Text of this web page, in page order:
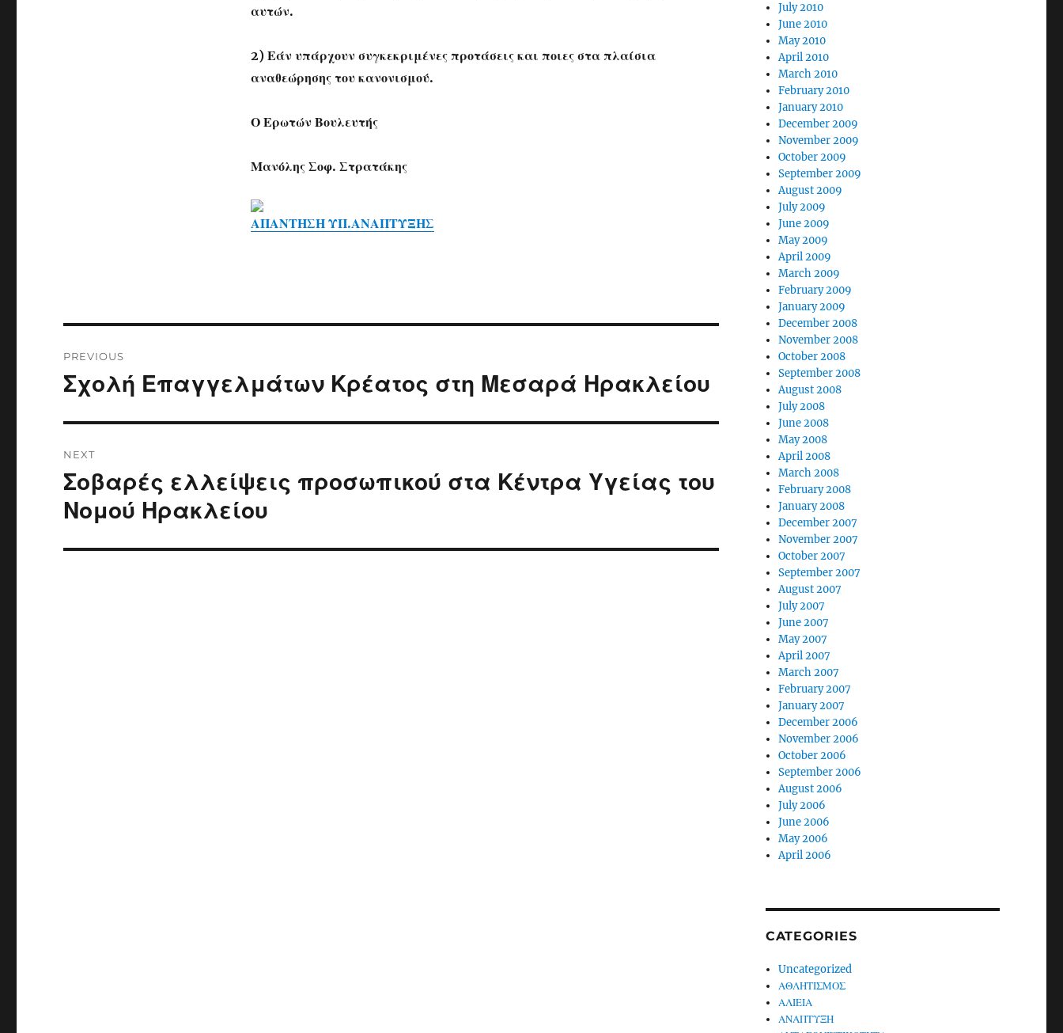
αυτών.
2) Εάν υπάρχουν συγκεκριμένες προτάσεις και ποιες στα πλαίσια
αναθεώρησης του κανονισμού.
Ο Ερωτών Βουλευτής
Μανόλης Σοφ. Στρατάκης
ΑΠΑΝΤΗΣΗ ΥΠ.ΑΝΑΠΤΥΞΗΣ
navigation
PREVIOUS
Previous
Σχολή Επαγγελμάτων Κρέατος στη Μεσαρά Ηρακλείου
NEXT
Next
post:
Σοβαρές ελλείψεις προσωπικού στα Κέντρα Υγείας του
Νομού Ηρακλείου
July 2010
June 2010
May 2010
April 2010
March 2010
February 2010
January 2010
December 2009
November 2009
October 2009
September 2009
August 2009
July 2009
June 2009
May 2009
April 2009
March 2009
February 2009
January 2009
December 2008
November 2008
October 2008
September 2008
August 2008
July 2008
June 2008
May 2008
April 2008
March 2008
February 2008
January 2008
December 2007
November 2007
October 2007
September 2007
August 2007
July 2007
June 2007
May 2007
April 2007
March 2007
February 2007
January 2007
December 2006
November 2006
October 2006
September 2006
August 2006
July 2006
June 2006
May 2006
April 2006
CATEGORIES
Uncategorized
ΑΘΛΗΤΙΣΜΟΣ
ΑΛΙΕΙΑ
ΑΝΑΠΤΥΞΗ